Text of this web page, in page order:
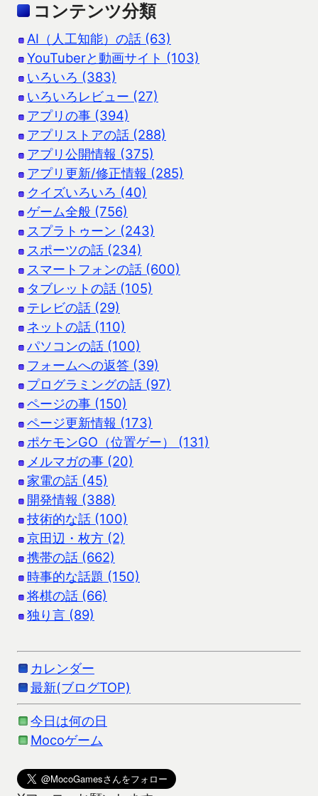
コンテンツ分類
AI（人工知能）の話 (63)
YouTuberと動画サイト (103)
いろいろ (383)
いろいろレビュー (27)
アプリの事 (394)
アプリストアの話 (288)
アプリ公開情報 (375)
アプリ更新/修正情報 (285)
クイズいろいろ (40)
ゲーム全般 (756)
スプラトゥーン (243)
スポーツの話 (234)
スマートフォンの話 (600)
タブレットの話 (105)
テレビの話 (29)
ネットの話 (110)
パソコンの話 (100)
フォームへの返答 (39)
プログラミングの話 (97)
ページの事 (150)
ページ更新情報 (173)
ポケモンGO（位置ゲー） (131)
メルマガの事 (20)
家電の話 (45)
開発情報 (388)
技術的な話 (100)
京田辺・枚方 (2)
携帯の話 (662)
時事的な話題 (150)
将棋の話 (66)
独り言 (89)
カレンダー
最新(ブログTOP)
今日は何の日
Mocoゲーム